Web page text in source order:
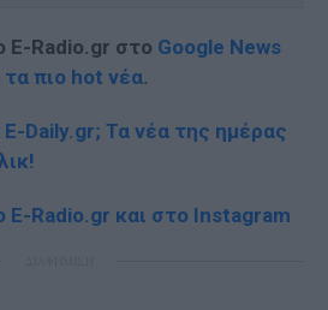
E-Radio.gr στο Google News
τα πιο hot νέα.
Daily.gr; Τα νέα της ημέρας
Radio.gr και στο Instagram